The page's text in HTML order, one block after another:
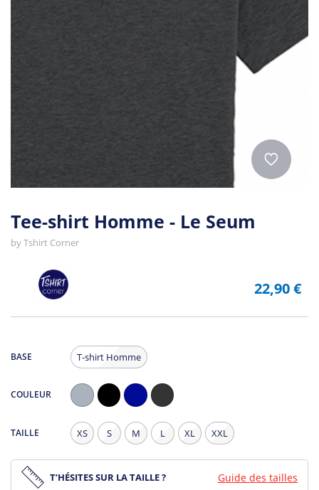
Tee-shirt Homme - Le Seum
byTshirt Corner
22,90 €
BASE T-shirt Homme
COULEUR
Chiné
Chiné
TAILLE XS S M L XL XXL
T’HÉSITES SUR LA TAILLE ? Guide des tailles